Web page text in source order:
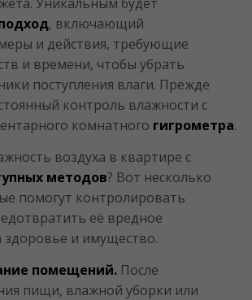
, включающий
и действия, требующие
и времени, чтобы убрать
поступления влаги. Прежде
контроль влажности с
комнатного гигрометра.
воздуха в квартире с
методов? Вот несколько
помогут контролировать
её вредное
здоровье и имущество.
помещений. После
пищи, влажной уборки или